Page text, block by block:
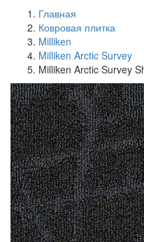
Главная
Ковровая плитка
Milliken
Milliken Arctic Survey
Milliken Arctic Survey